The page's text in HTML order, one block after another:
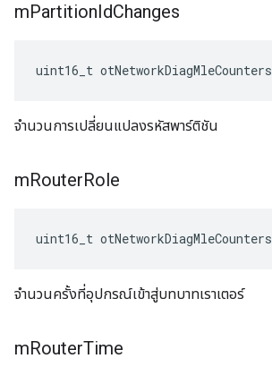
mPartitionIdChanges
uint16_t otNetworkDiagMleCounters
จำนวนการเปลี่ยนแปลงรหัสพาร์ติชัน
mRouterRole
uint16_t otNetworkDiagMleCounters
จำนวนครั้งที่อุปกรณ์เข้าสู่บทบาทเราเตอร์
mRouterTime